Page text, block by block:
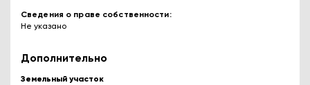
Сведения о праве собственности
Не указано
Дополнительно
Земельный участок